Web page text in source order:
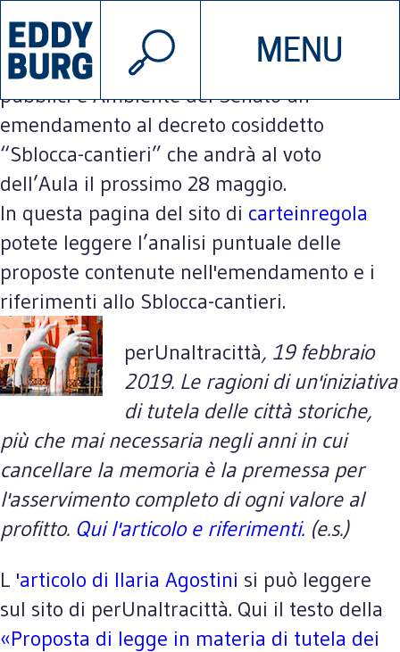
MENU
INIZIATIVE CHI SIAMO
SOSTIENICI CONTATTACI
© 2026 EDDYBURG
Un gruppo di senatori PD ha presentato nei
giorni scorsi alla Commissione Lavori
pubblici e Ambiente del Senato un
emendamento al decreto cosiddetto
“Sblocca-cantieri” che andrà al voto
dell’Aula il prossimo 28 maggio.
In questa pagina del sito di carteinregola
potete leggere l’analisi puntuale delle
proposte contenute nell'emendamento e i
riferimenti allo Sblocca-cantieri.
perUnaltracittà, 19 febbraio
2019. Le ragioni di un'iniziativa
di tutela delle città storiche,
più che mai necessaria negli anni in cui
cancellare la memoria è la premessa per
l'asservimento completo di ogni valore al
profitto. Qui l'articolo e riferimenti. (e.s.)
L 'articolo di Ilaria Agostini si può leggere
sul sito di perUnaltracittà. Qui il testo della
«Proposta di legge in materia di tutela dei